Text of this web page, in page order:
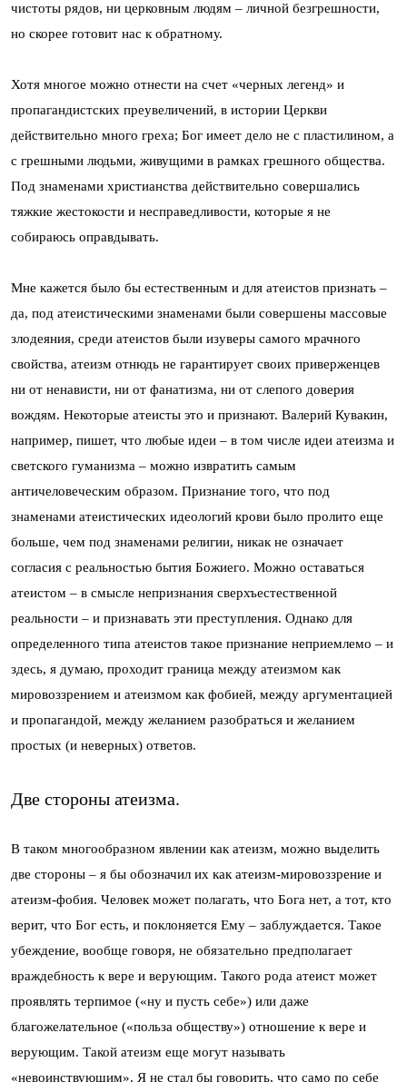
чистоты рядов, ни церковным людям – личной безгрешности,
но скорее готовит нас к обратному.
Хотя многое можно отнести на счет «черных легенд» и
пропагандистских преувеличений, в истории Церкви
действительно много греха; Бог имеет дело не с пластилином, а
с грешными людьми, живущими в рамках грешного общества.
Под знаменами христианства действительно совершались
тяжкие жестокости и несправедливости, которые я не
собираюсь оправдывать.
Мне кажется было бы естественным и для атеистов признать –
да, под атеистическими знаменами были совершены массовые
злодеяния, среди атеистов были изуверы самого мрачного
свойства, атеизм отнюдь не гарантирует своих приверженцев
ни от ненависти, ни от фанатизма, ни от слепого доверия
вождям. Некоторые атеисты это и признают. Валерий Кувакин,
например, пишет, что любые идеи – в том числе идеи атеизма и
светского гуманизма – можно извратить самым
античеловеческим образом. Признание того, что под
знаменами атеистических идеологий крови было пролито еще
больше, чем под знаменами религии, никак не означает
согласия с реальностью бытия Божиего. Можно оставаться
атеистом – в смысле непризнания сверхъестественной
реальности – и признавать эти преступления. Однако для
определенного типа атеистов такое признание неприемлемо – и
здесь, я думаю, проходит граница между атеизмом как
мировоззрением и атеизмом как фобией, между аргументацией
и пропагандой, между желанием разобраться и желанием
простых (и неверных) ответов.
Две стороны атеизма.
В таком многообразном явлении как атеизм, можно выделить
две стороны – я бы обозначил их как атеизм-мировоззрение и
атеизм-фобия. Человек может полагать, что Бога нет, а тот, кто
верит, что Бог есть, и поклоняется Ему – заблуждается. Такое
убеждение, вообще говоря, не обязательно предполагает
враждебность к вере и верующим. Такого рода атеист может
проявлять терпимое («ну и пусть себе») или даже
благожелательное («польза обществу») отношение к вере и
верующим. Такой атеизм еще могут называть
«невоинствующим». Я не стал бы говорить, что само по себе